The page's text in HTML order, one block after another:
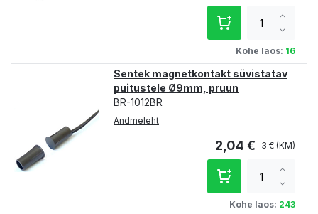
Kohe laos: 16
qty
Sentek magnetkontakt süvistatav
puitustele Ø9mm, pruun
BR-1012BR
Andmeleht
2,04 € 3 €
Kohe laos: 243
qty